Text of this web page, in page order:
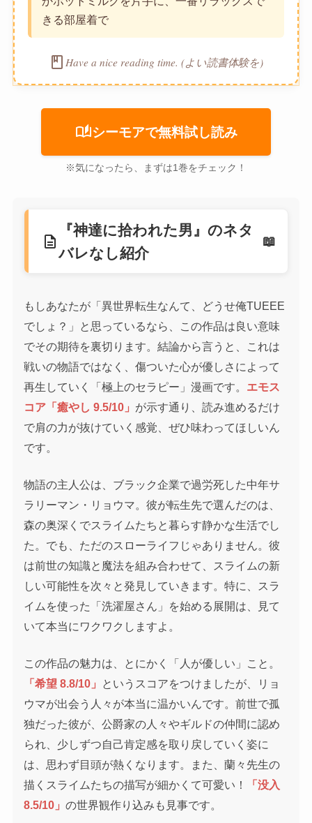
きる部屋着で
book Have a nice reading time. (よい読書体験を)
auto_storiesシーモアで無料試し読み
※気になったら、まずは1巻をチェック！
description
『神達に拾われた男』のネタ
バレなし紹介
もしあなたが「異世界転生なんて、どうせ俺TUEEE
でしょ？」と思っているなら、この作品は良い意味
でその期待を裏切ります。結論から言うと、これは
戦いの物語ではなく、傷ついた心が優しさによって
再生していく「極上のセラピー」漫画です。 エモス
コア「癒やし 9.5/10」 が示す通り、読み進めるだけ
で肩の力が抜けていく感覚、ぜひ味わってほしいん
です。
物語の主人公は、ブラック企業で過労死した中年サ
ラリーマン・リョウマ。彼が転生先で選んだのは、
森の奥深くでスライムたちと暮らす静かな生活でし
た。でも、ただのスローライフじゃありません。彼
は前世の知識と魔法を組み合わせて、スライムの新
しい可能性を次々と発見していきます。特に、スラ
イムを使った「洗濯屋さん」を始める展開は、見て
いて本当にワクワクしますよ。
この作品の魅力は、とにかく「人が優しい」こと。
「希望 8.8/10」
というスコアをつけましたが、リョ
ウマが出会う人々が本当に温かいんです。前世で孤
独だった彼が、公爵家の人々やギルドの仲間に認め
られ、少しずつ自己肯定感を取り戻していく姿に
は、思わず目頭が熱くなります。また、蘭々先生の
描くスライムたちの描写が細かくて可愛い！
「没入
8.5/10」の世界観作り込みも見事です。